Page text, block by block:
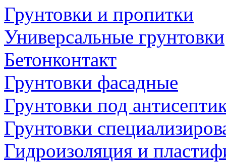
Грунтовки и пропитки
Универсальные грунтовки
Бетонконтакт
Грунтовки фасадные
Грунтовки под
Грунтовки
Гидроизоляция и